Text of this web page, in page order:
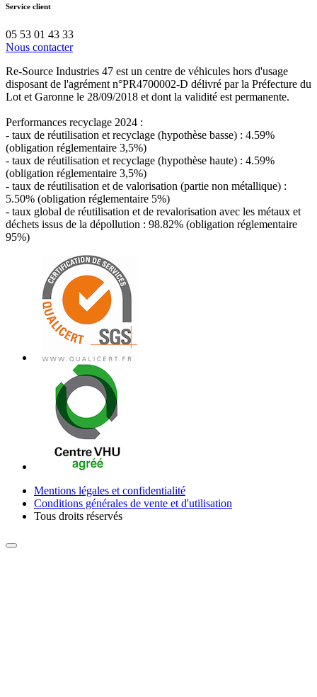
Service client
05 53 01 43 33
Nous contacter
Re-Source Industries 47 est un centre de véhicules hors d'usage
disposant de l'agrément n°PR4700002-D délivré par la Préfecture du
Lot et Garonne le 28/09/2018 et dont la validité est permanente.
Performances recyclage 2024 :
- taux de réutilisation et recyclage (hypothèse basse) : 4.59%
(obligation réglementaire 3,5%)
- taux de réutilisation et recyclage (hypothèse haute) : 4.59%
(obligation réglementaire 3,5%)
- taux de réutilisation et de valorisation (partie non métallique) :
5.50% (obligation réglementaire 5%)
- taux global de réutilisation et de revalorisation avec les métaux et
déchets issus de la dépollution : 98.82% (obligation réglementaire
95%)
Mentions légales et confidentialité
Conditions générales de vente et d'utilisation
Tous droits réservés